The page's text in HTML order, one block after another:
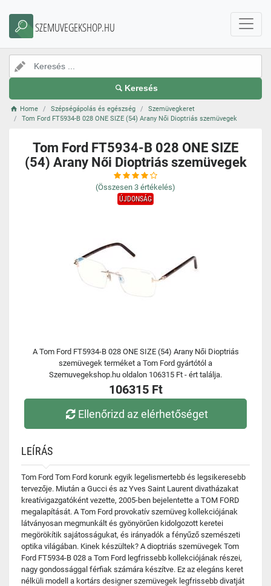
SZEMUVEGEKSHOP.HU
Keresés
Home Szépségápolás és egészség
Szemüvegkeret
Tom Ford FT5934-B 028 ONE SIZE (54) Arany Női Dioptriás szemüvegek
Tom Ford FT5934-B 028 ONE SIZE
(54) Arany Női Dioptriás szemüvegek
(Összesen 3 értékelés)
ÚJDONSÁG
A Tom Ford FT5934-B 028 ONE SIZE (54) Arany Női Dioptriás
szemüvegek terméket a Tom Ford gyártótól a
Szemuvegekshop.hu oldalon 106315 Ft - ért találja.
106315 Ft
Ellenőrizd az elérhetőséget
LEÍRÁS
Tom Ford Tom Ford korunk egyik legelismertebb és legsikeresebb
tervezője. Miután a Gucci és az Yves Saint Laurent divatházakat
kreatívigazgatóként vezette, 2005-ben bejelentette a TOM FORD
megalapítását. A Tom Ford provokatív szemüveg kollekciójának
látványosan megmunkált és gyönyörűen kidolgozott keretei
megörökítik sajátosságukat, és irányadók a fényűző szemészeti
optika világában. Kinek készültek? A dioptriás szemüvegek Tom
Ford FT5934-B 028 a Tom Ford legfrissebb kollekciójának részei,
nagy gondossággal férfiak számára készítve. Ez az elegáns keret
nélküli modell a kortárs designer szemüvegek legfrissebb divatját